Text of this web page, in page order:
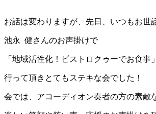
お話は変わりますが、先日、いつもお世
池永 健さんのお声掛けで
「地域活性化！ビストロクゥーでお食事
行って頂きとてもステキな会でした！
会では、アコーディオン奏者の方の素敵